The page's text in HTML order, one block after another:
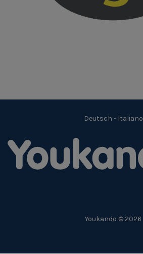
Deutsch - Italiano
Youkando © 2026